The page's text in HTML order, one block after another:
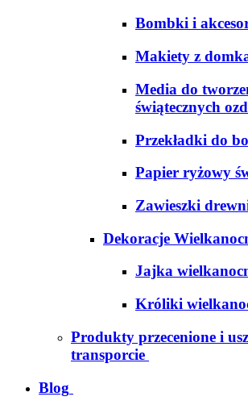
Bombki i
Makiety z
Media do
świątecznych
Przekładki do
Papier ryżowy
Zawieszki
Dekoracje
Jajka
Króliki
Produkty przecenione i
transporcie
Blog